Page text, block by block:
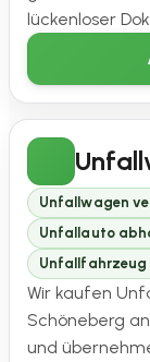
lückenloser
Unfallwagen
Unfallauto
Unfallfahrzeug
Wir kaufen
Schöneberg
und